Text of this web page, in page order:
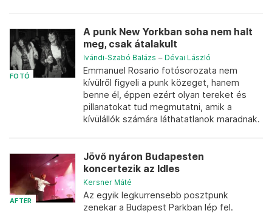
FOTÓ
A punk New Yorkban soha nem halt
meg, csak átalakult
Ivándi-Szabó Balázs – Dévai László
Emmanuel Rosario fotósorozata nem
kívülről figyeli a punk közeget, hanem
benne él, éppen ezért olyan tereket és
pillanatokat tud megmutatni, amik a
kívülállók számára láthatatlanok maradnak.
AFTER
Jövő nyáron Budapesten
koncertezik az Idles
Kersner Máté
Az egyik legkurrensebb posztpunk
zenekar a Budapest Parkban lép fel.